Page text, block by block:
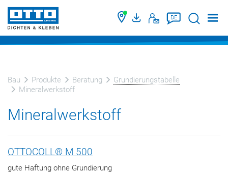
DE Suche
Bau Produkte Beratung
Grundierungstabelle
Mineralwerkstoff
Mineralwerkstoff
OTTOCOLL® M 500
gute Haftung ohne Grundierung